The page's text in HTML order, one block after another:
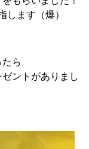
します（爆）
ら
ントがありまし